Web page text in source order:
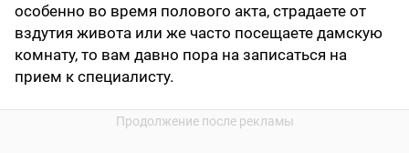
особенно во время полового акта, страдаете от
вздутия живота или же часто посещаете дамскую
комнату, то вам давно пора на записаться на
прием к специалисту.